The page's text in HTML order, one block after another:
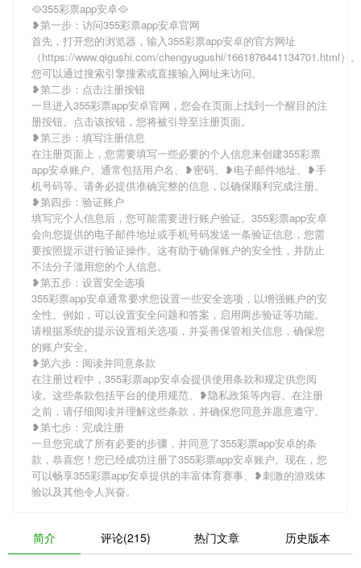
🥘355彩票app安卓🥘
❥第一步：访问355彩票app安卓官网
首先，打开您的浏览器，输入355彩票app安卓的官方网址
（https://www.qigushi.com/chengyugushi/1661876441134701.html）。
您可以通过搜索引擎搜索或直接输入网址来访问。
❥第二步：点击注册按钮
一旦进入355彩票app安卓官网，您会在页面上找到一个醒目的注
册按钮。点击该按钮，您将被引导至注册页面。
❥第三步：填写注册信息
在注册页面上，您需要填写一些必要的个人信息来创建355彩票
app安卓账户。通常包括用户名、❥密码、❥电子邮件地址、❥手
机号码等。请务必提供准确完整的信息，以确保顺利完成注册。
❥第四步：验证账户
填写完个人信息后，您可能需要进行账户验证。355彩票app安卓
会向您提供的电子邮件地址或手机号码发送一条验证信息，您需
要按照提示进行验证操作。这有助于确保账户的安全性，并防止
不法分子滥用您的个人信息。
❥第五步：设置安全选项
355彩票app安卓通常要求您设置一些安全选项，以增强账户的安
全性。例如，可以设置安全问题和答案，启用两步验证等功能。
请根据系统的提示设置相关选项，并妥善保管相关信息，确保您
的账户安全。
❥第六步：阅读并同意条款
在注册过程中，355彩票app安卓会提供使用条款和规定供您阅
读。这些条款包括平台的使用规范、❥隐私政策等内容。在注册
之前，请仔细阅读并理解这些条款，并确保您同意并愿意遵守。
❥第七步：完成注册
一旦您完成了所有必要的步骤，并同意了355彩票app安卓的条
款，恭喜您！您已经成功注册了355彩票app安卓账户。现在，您
可以畅享355彩票app安卓提供的丰富体育赛事、❥刺激的游戏体
验以及其他令人兴奋。
简介 评论(215) 热门文章 历史版本